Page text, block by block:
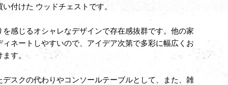
付けた ウッドチェストです。
を感じるオシャレなデザインで存在感抜群です。他の家
ィネートしやすいので、アイデア次第で多彩に幅広くお
す。
デスクの代わりやコンソールテーブルとして、また、雑